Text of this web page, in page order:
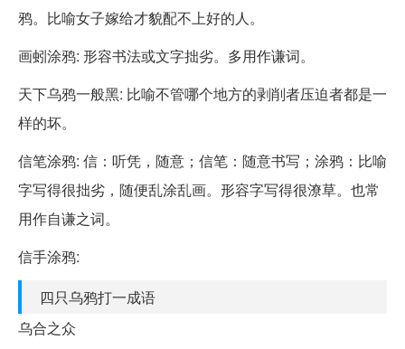
鸦。比喻女子嫁给才貌配不上好的人。
画蚓涂鸦: 形容书法或文字拙劣。多用作谦词。
天下乌鸦一般黑: 比喻不管哪个地方的剥削者压迫者都是一
样的坏。
信笔涂鸦: 信：听凭，随意；信笔：随意书写；涂鸦：比喻
字写得很拙劣，随便乱涂乱画。形容字写得很潦草。也常
用作自谦之词。
信手涂鸦:
四只乌鸦打一成语
乌合之众